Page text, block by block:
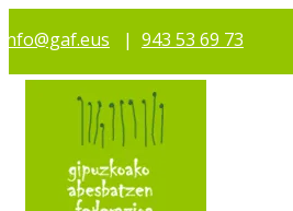
info@gaf.eus | 943 53 69 73